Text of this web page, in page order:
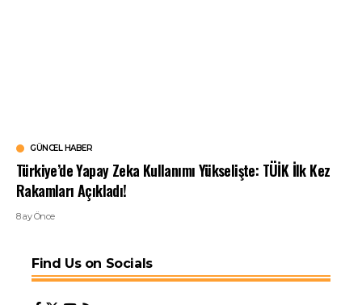
GÜNCEL HABER
Türkiye’de Yapay Zeka Kullanımı Yükselişte: TÜİK İlk Kez
Rakamları Açıkladı!
8 ay Önce
Find Us on Socials